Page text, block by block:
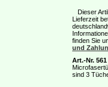
Dieser
Lieferzeit
finden Sie
und
Art.-Nr. 561
sind 3